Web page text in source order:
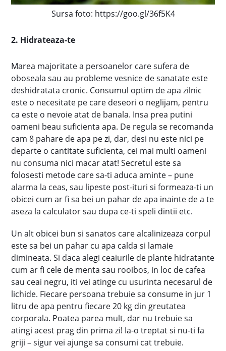
Sursa foto: https://goo.gl/36f5K4
2. Hidrateaza-te
Marea majoritate a persoanelor care sufera de
oboseala sau au probleme vesnice de sanatate este
deshidratata cronic. Consumul optim de apa zilnic
este o necesitate pe care deseori o neglijam, pentru
ca este o nevoie atat de banala. Insa prea putini
oameni beau suficienta apa. De regula se recomanda
cam 8 pahare de apa pe zi, dar, desi nu este nici pe
departe o cantitate suficienta, cei mai multi oameni
nu consuma nici macar atat! Secretul este sa
folosesti metode care sa-ti aduca aminte – pune
alarma la ceas, sau lipeste post-ituri si formeaza-ti un
obicei cum ar fi sa bei un pahar de apa inainte de a te
aseza la calculator sau dupa ce-ti speli dintii etc.
Un alt obicei bun si sanatos care alcalinizeaza corpul
este sa bei un pahar cu apa calda si lamaie
dimineata. Si daca alegi ceaiurile de plante hidratante
cum ar fi cele de menta sau rooibos, in loc de cafea
sau ceai negru, iti vei atinge cu usurinta necesarul de
lichide. Fiecare persoana trebuie sa consume in jur 1
litru de apa pentru fiecare 20 kg din greutatea
corporala. Poatea parea mult, dar nu trebuie sa
atingi acest prag din prima zi! Ia-o treptat si nu-ti fa
griji – sigur vei ajunge sa consumi cat trebuie.